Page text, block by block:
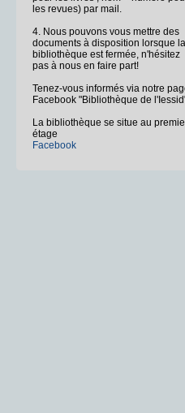
les revues) par mail.
4. Nous pouvons vous mettre des
documents à disposition lorsque la
bibliothèque est fermée, n'hésitez
pas à nous en faire part!
Tenez-vous informés via notre
Facebook "Bibliothèque de
La bibliothèque se situe au
étage
Facebook